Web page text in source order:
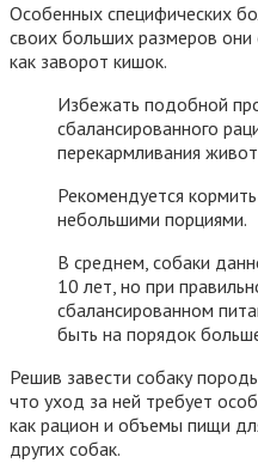
Особенных специфических
своих больших размеров
как заворот кишок.
Избежать подобной
сбалансированного
перекармливания
Рекомендуется
небольшими порциями.
В среднем, собаки
10 лет, но при
сбалансированном
быть на порядок
Решив завести собаку
что уход за ней требует
как рацион и объемы пищи
других собак.